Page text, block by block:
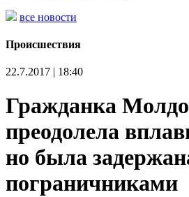
все новости
Происшествия
22.7.2017 | 18:40
Гражданка
преодолела
но была
пограничниками